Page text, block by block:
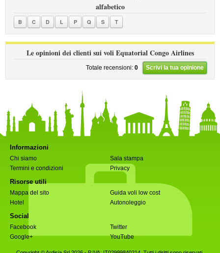
alfabetico
B C D L P Q S T
Le opinioni dei clienti sui voli Equatorial Congo Airlines
Totale recensioni: 0 Scrivi la tua opinione
Informazioni
Chi siamo
Sala stampa
Termini e condizioni
Privacy
Risorse utili
Mappa del sito
Guida voli low cost
Hotel
Autonoleggio
Social
Facebook
Twitter
Google+
YouTube